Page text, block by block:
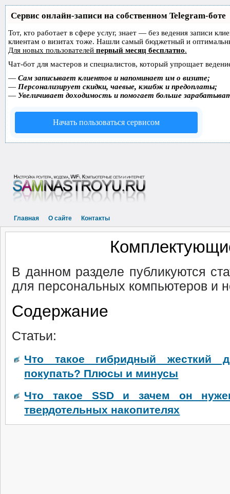
Сервис онлайн-записи на собственном Telegram-боте
Тот, кто работает в сфере услуг, знает — без ведения записи
клиентам о визитах тоже. Нашли самый бюджетный и
Для новых пользователей первый месяц бесплатно.
Чат-бот для мастеров и специалистов, который упрощает
— Сам записывает клиентов и напоминает им о визите;
— Персонализирует скидки, чаевые, кэшбэк и предоплаты;
— Увеличивает доходимость и помогает больше
Начать пользоваться сервисом
Главная О сайте Контакты
В данном разделе публикуются
для персональных компьютеров и
Содержание
Статьи:
Что такое гибридный жесткий
покупать? Плюсы и минусы
Что такое SSD и зачем он
твердотельных накопителях